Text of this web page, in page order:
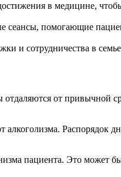
в медицине,
помогающие
и сотрудничества в
от привычной
Распорядок
пациента. Это может